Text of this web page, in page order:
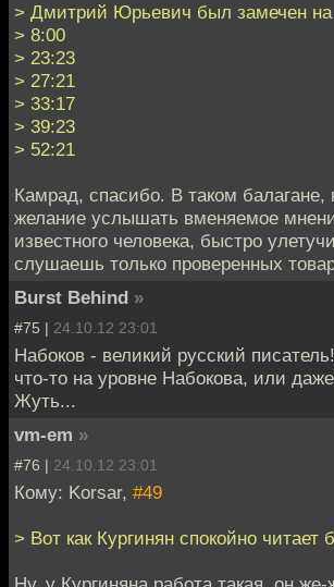
> Дмитрий Юрьевич был замечен на
> 8:00
> 23:23
> 27:21
> 33:17
> 39:23
> 52:21
Камрад, спасибо. В таком балагане,
желание услышать вменяемое
известного человека, быстро
слушаешь только проверенных
Burst Behind »
#75 | 24.10.12 23:01
Набоков - великий русский
что-то на уровне Набокова, или
Жуть...
vm-em »
#76 | 24.10.12 23:01
Кому: Korsar, #49
> Вот как Кургинян спокойно читает